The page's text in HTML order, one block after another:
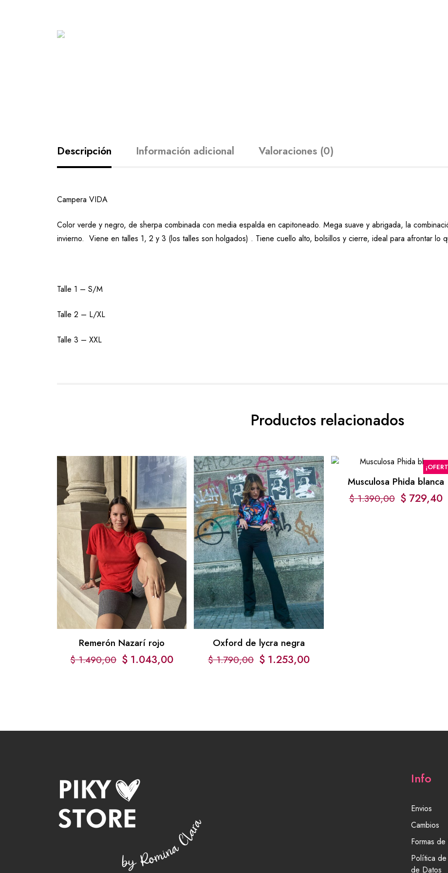
Descripción Información adicional Valoraciones (0)
Campera VIDA
Color verde y negro, de sherpa combinada con media espalda en capitoneado. Mega suave y abrigada, la
invierno. Viene en talles 1, 2 y 3 (los talles son holgados) . Tiene cuello alto, bolsillos y cierre, ideal para afrontar lo
Talle 1 – S/M
Talle 2 – L/XL
Talle 3 – XXL
Productos relacionados
Remerón Nazarí rojo
$1.490,00 $ 1.043,00
Oxford de lycra negra
$1.790,00 $1.253,00
Musculosa Phida blanca
$1.390,00 $729,40
Info
Envios
Cambios
Formas
Política
de Datos